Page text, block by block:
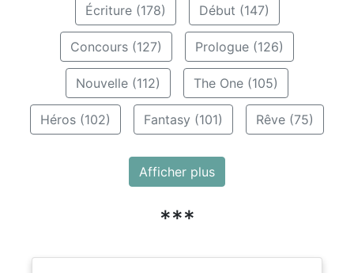
Écriture (178) Début (147)
Concours (127) Prologue (126)
Nouvelle (112) The One (105)
Héros (102) Fantasy (101) Rêve (75)
Afficher plus
***